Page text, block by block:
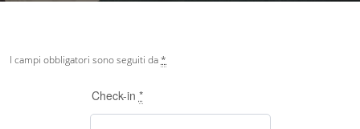
I campi obbligatori sono seguiti da*
Check-in *